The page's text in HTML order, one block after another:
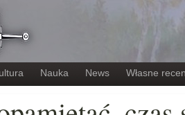
Nauka News Własne